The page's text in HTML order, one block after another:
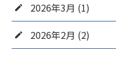
2026年3月 (1)
2026年2月 (2)